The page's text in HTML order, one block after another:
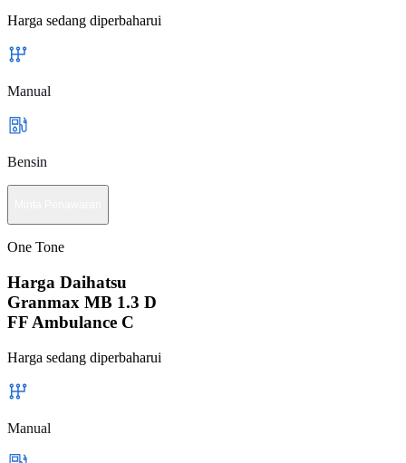
Harga sedang diperbaharui
Manual
Bensin
One Tone
Harga Daihatsu
Granmax MB 1.3 D
FF Ambulance C
Harga sedang diperbaharui
Manual